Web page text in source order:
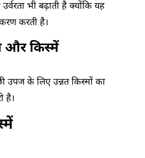
उर्वरता भी बढ़ाती है क्योंकि यह
करती है।
और किस्में
उपज के लिए उन्नत किस्मों का
है।